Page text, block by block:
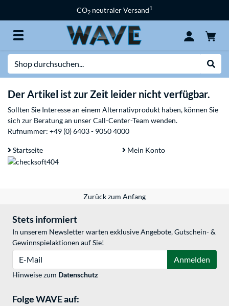
CO2 neutraler Versand1
Der Artikel ist zur Zeit leider nicht verfügbar.
Sollten Sie Interesse an einem Alternativprodukt haben, können Sie
sich zur Beratung an unser Call-Center-Team wenden.
Rufnummer: +49 (0) 6403 - 9050 4000
Startseite Mein Konto
Zurück zum Anfang
Stets informiert
In unserem Newsletter warten exklusive Angebote, Gutschein- &
Gewinnspielaktionen auf Sie!
Anmelden
Hinweise zum Datenschutz
Folge WAVE auf: